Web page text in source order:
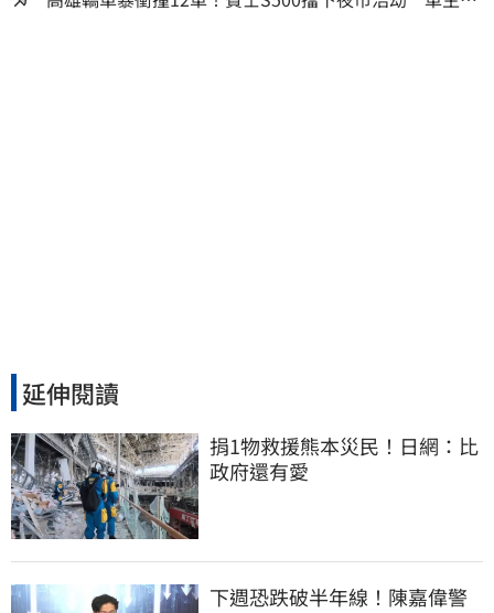
延伸閱讀
捐1物救援熊本災民！日網：比
政府還有愛
下週恐跌破半年線！陳嘉偉警